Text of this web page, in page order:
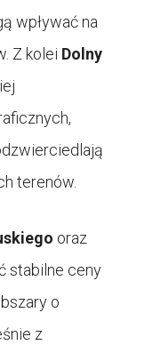
wpływać na
Z kolei Dolny
terenów.
oraz
stabilne ceny
o
z